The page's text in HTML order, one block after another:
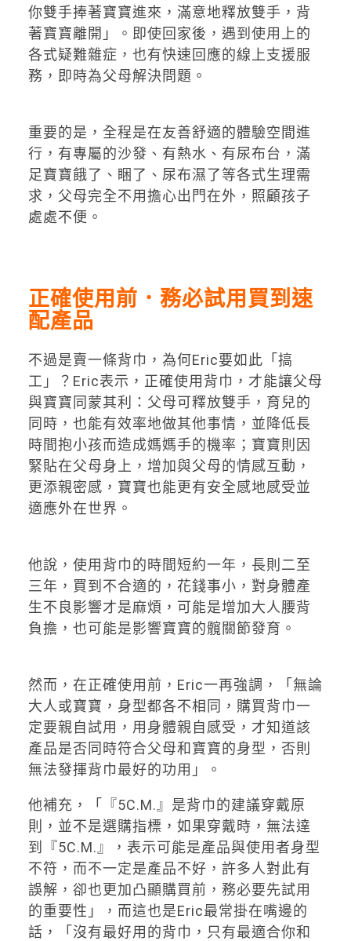
你雙手捧著寶寶進來，滿意地釋放雙手，背
著寶寶離開」。即使回家後，遇到使用上的
各式疑難雜症，也有快速回應的線上支援服
務，即時為父母解決問題。
重要的是，全程是在友善舒適的體驗空間進
行，有專屬的沙發、有熱水、有尿布台，滿
足寶寶餓了、睏了、尿布濕了等各式生理需
求，父母完全不用擔心出門在外，照顧孩子
處處不便。
正確使用前．務必試用買到速
配產品
不過是賣一條背巾，為何Eric要如此「搞
工」？Eric表示，正確使用背巾，才能讓父母
與寶寶同蒙其利：父母可釋放雙手，育兒的
同時，也能有效率地做其他事情，並降低長
時間抱小孩而造成媽媽手的機率；寶寶則因
緊貼在父母身上，增加與父母的情感互動，
更添親密感，寶寶也能更有安全感地感受並
適應外在世界。
他說，使用背巾的時間短約一年，長則二至
三年，買到不合適的，花錢事小，對身體產
生不良影響才是麻煩，可能是增加大人腰背
負擔，也可能是影響寶寶的髖關節發育。
然而，在正確使用前，Eric一再強調，「無論
大人或寶寶，身型都各不相同，購買背巾一
定要親自試用，用身體親自感受，才知道該
產品是否同時符合父母和寶寶的身型，否則
無法發揮背巾最好的功用」。
他補充，「『5C.M.』是背巾的建議穿戴原
則，並不是選購指標，如果穿戴時，無法達
到『5C.M.』，表示可能是產品與使用者身型
不符，而不一定是產品不好，許多人對此有
誤解，卻也更加凸顯購買前，務必要先試用
的重要性」，而這也是Eric最常掛在嘴邊的
話，「沒有最好用的背巾，只有最適合你和